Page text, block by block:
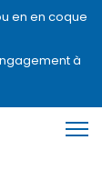
en en coque
à